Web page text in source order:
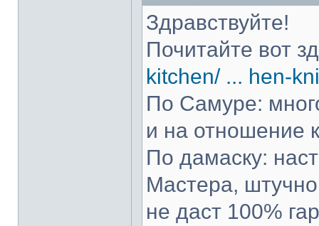
Здравствуйте!
Почитайте вот
kitchen/ ... hen-
По Самуре:
и на отношение
По дамаску:
Мастера,
не даст 100%